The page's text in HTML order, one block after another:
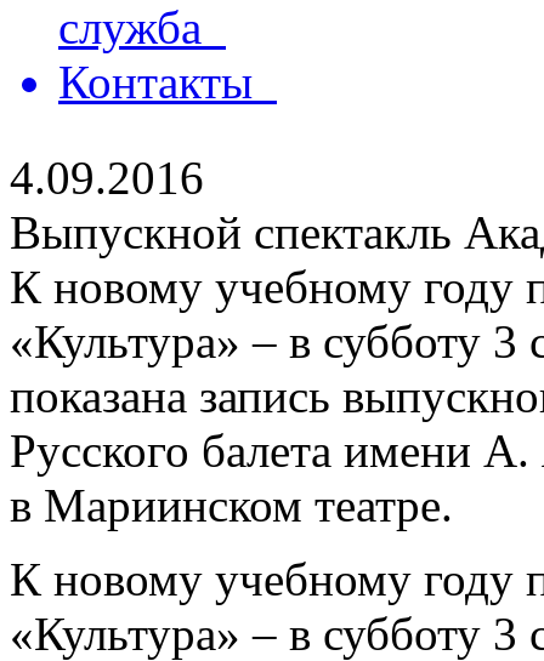
служба
Контакты
4.09.2016
Выпускной спектакль
К новому учебному году
«Культура» – в субботу 3
показана запись
Русского балета имени
в Мариинском театре.
К новому учебному году
«Культура» – в субботу 3